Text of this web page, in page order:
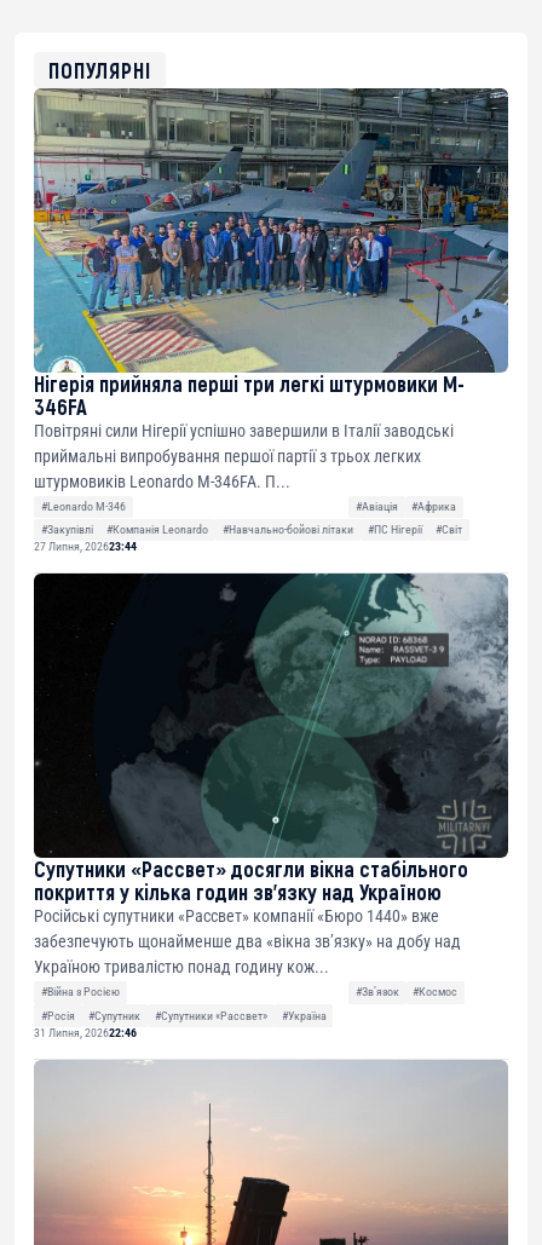
0xfD02863D3289416fcF50975c9DFda13623f97758
ПОПУЛЯРНІ
Нігерія прийняла перші три легкі штурмовики M-
346FA
Повітряні сили Нігерії успішно завершили в Італії заводські
приймальні випробування першої партії з трьох легких
штурмовиків Leonardo M-346FA. П...
#Leonardo M-346 #Авіація
#Африка
#Закупівлі
#Компанія Leonardo #Навчально-бойові літаки #ПС Нігерії
#Світ
27 Липня, 202623:44
Супутники «Рассвет» досягли вікна стабільного
покриття у кілька годин зв’язку над Україною
Російські супутники «Рассвет» компанії «Бюро 1440» вже
забезпечують щонайменше два «вікна зв’язку» на добу над
Україною тривалістю понад годину кож...
#Війна з Росією #Звʼязок
#Космос
#Росія
#Супутник #Супутники «Рассвет»
#Україна
31 Липня, 202622:46